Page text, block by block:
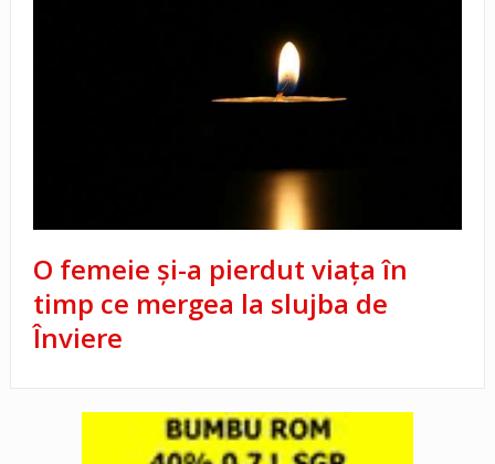
O femeie și-a pierdut viața în
timp ce mergea la slujba de
Înviere